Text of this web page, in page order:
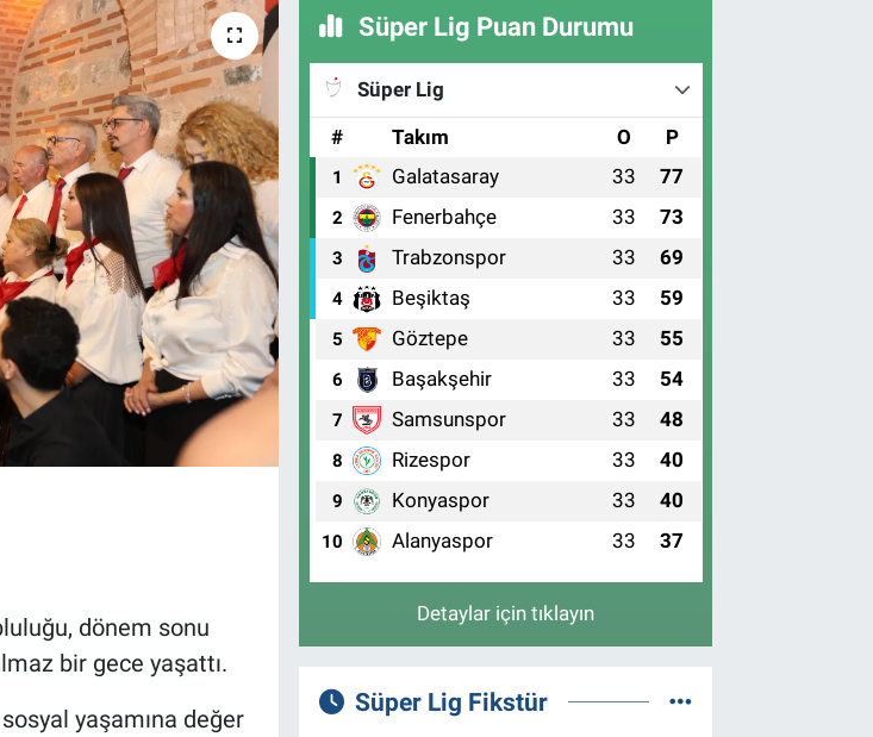
dönem sonu
bir gece yaşattı.
yaşamına değer
Süper Lig Puan Durumu
Süper Lig
#
Takım O P
1 Galatasaray 33 77
2 Fenerbahçe 33 73
3 Trabzonspor 33 69
4 Beşiktaş 33 59
5 Göztepe 33 55
6 Başakşehir 33 54
7 Samsunspor 33 48
8 Rizespor 33 40
9 Konyaspor 33 40
10 Alanyaspor 33 37
Detaylar için tıklayın
Süper Lig Fikstür